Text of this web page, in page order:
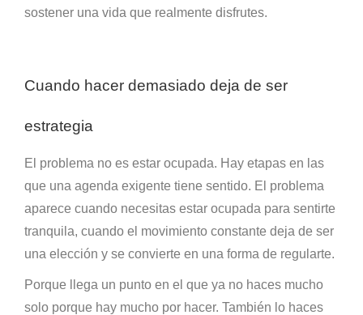
sostener una vida que realmente disfrutes.
Cuando hacer demasiado deja de ser
estrategia
El problema no es estar ocupada. Hay etapas en las
que una agenda exigente tiene sentido. El problema
aparece cuando necesitas estar ocupada para sentirte
tranquila, cuando el movimiento constante deja de ser
una elección y se convierte en una forma de regularte.
Porque llega un punto en el que ya no haces mucho
solo porque hay mucho por hacer. También lo haces